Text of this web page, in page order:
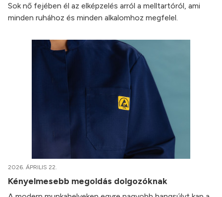
Sok nő fejében él az elképzelés arról a melltartóról, ami
minden ruhához és minden alkalomhoz megfelel.
2026. ÁPRILIS 22.
Kényelmesebb megoldás dolgozóknak